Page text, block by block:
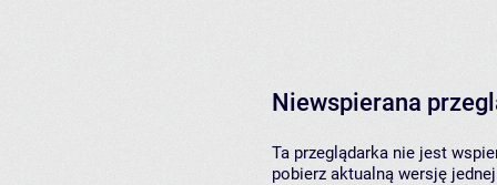
Niewspierana
Ta przeglądarka nie jest
pobierz aktualną wersję